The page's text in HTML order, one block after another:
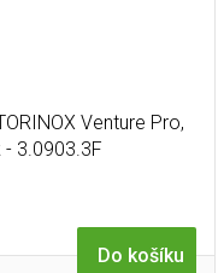
Venture Pro,
- 3.0903.3F
Do košíku